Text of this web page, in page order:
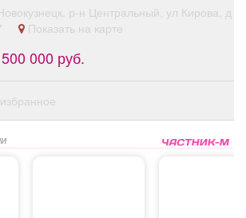
р-н Центральный, ул Кирова, д
Показать на карте
000 руб.